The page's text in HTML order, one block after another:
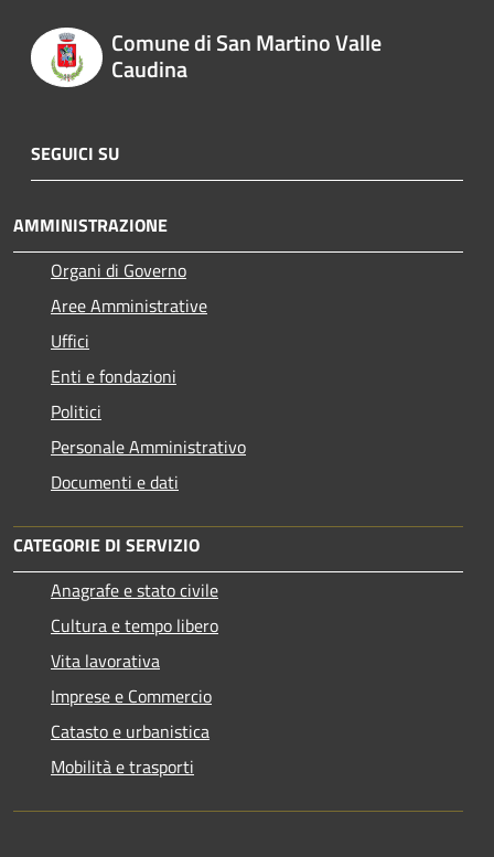
Comune di San Martino Valle
Caudina
SEGUICI SU
AMMINISTRAZIONE
Organi di Governo
Aree Amministrative
Uffici
Enti e fondazioni
Politici
Personale Amministrativo
Documenti e dati
CATEGORIE DI SERVIZIO
Anagrafe e stato civile
Cultura e tempo libero
Vita lavorativa
Imprese e Commercio
Catasto e urbanistica
Mobilità e trasporti